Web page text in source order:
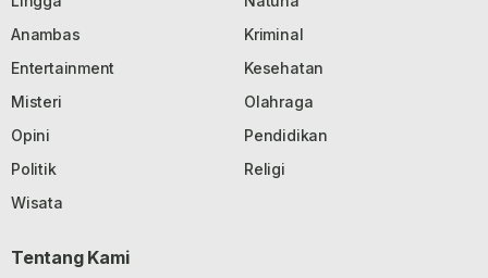
Anambas
Kriminal
Entertainment
Kesehatan
Misteri
Olahraga
Opini
Pendidikan
Politik
Religi
Wisata
Tentang Kami